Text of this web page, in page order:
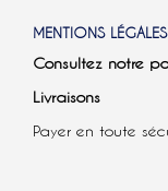
MENTIONS LÉGALES
Consultez notre
Livraisons
Payer en toute